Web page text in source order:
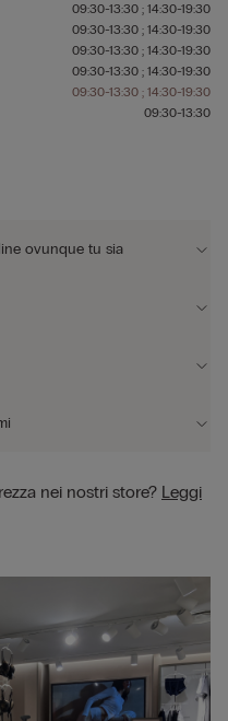
09:30-13:30 ; 14:30-19:30
09:30-13:30 ; 14:30-19:30
09:30-13:30 ; 14:30-19:30
09:30-13:30 ; 14:30-19:30
09:30-13:30 ; 14:30-19:30
09:30-13:30
ovunque tu sia
nei nostri store? Leggi